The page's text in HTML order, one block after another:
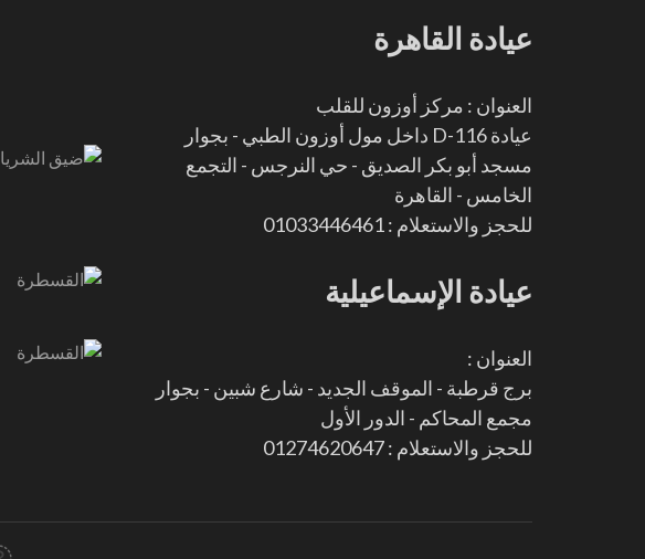
عيادة القاهرة
العنوان : مركز أوزون للقلب
عيادة D-116 داخل مول أوزون الطبي - بجوار
مسجد أبو بكر الصديق - حي النرجس - التجمع
الخامس - القاهرة
للحجز والاستعلام : 01033446461
عيادة الإسماعيلية
العنوان :
برج قرطبة - الموقف الجديد - شارع شبين - بجوار
مجمع المحاكم - الدور الأول
للحجز والاستعلام : 01274620647